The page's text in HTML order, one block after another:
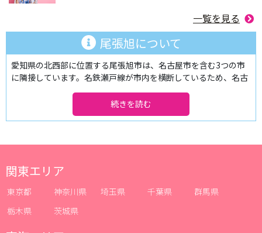
一覧を見る
尾張旭について
愛知県の北西部に位置する尾張旭市は、名古屋市を含む3つの市
に隣接しています。名鉄瀬戸線が市内を横断しているため、名古
の良さが特徴。また中部国際空港へのアクセスも良く、海外旅行
や出張が多い方にも便利な街なんです！空も陸も、各方面へのア
広い年齢層に重宝されています。
また、コーヒー文化が目立つ愛知県ですが、尾張旭市は「おいし
い紅茶の店日本一」になったこともあり、町おこしとして地域一
美味しい紅茶が楽しめるようになり、「紅茶の街」という一面も
関東エリア
東京都 神奈川県 埼玉県 千葉県
群馬県
栃木県
茨城県